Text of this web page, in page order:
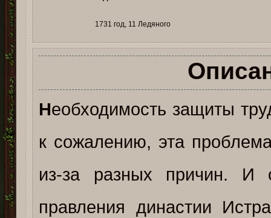
1731 год, 11 Ледяного
Необходимость защиты
к сожалению, эта
из-за разных причин. И
правления династии